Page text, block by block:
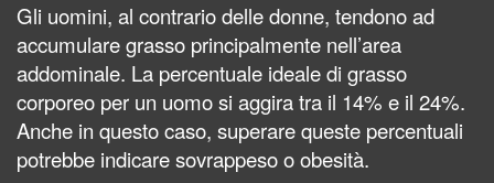
Gli uomini, al contrario delle donne, tendono ad
accumulare grasso principalmente nell’area
addominale. La percentuale ideale di grasso
corporeo per un uomo si aggira tra il 14% e il 24%.
Anche in questo caso, superare queste percentuali
potrebbe indicare sovrappeso o obesità.